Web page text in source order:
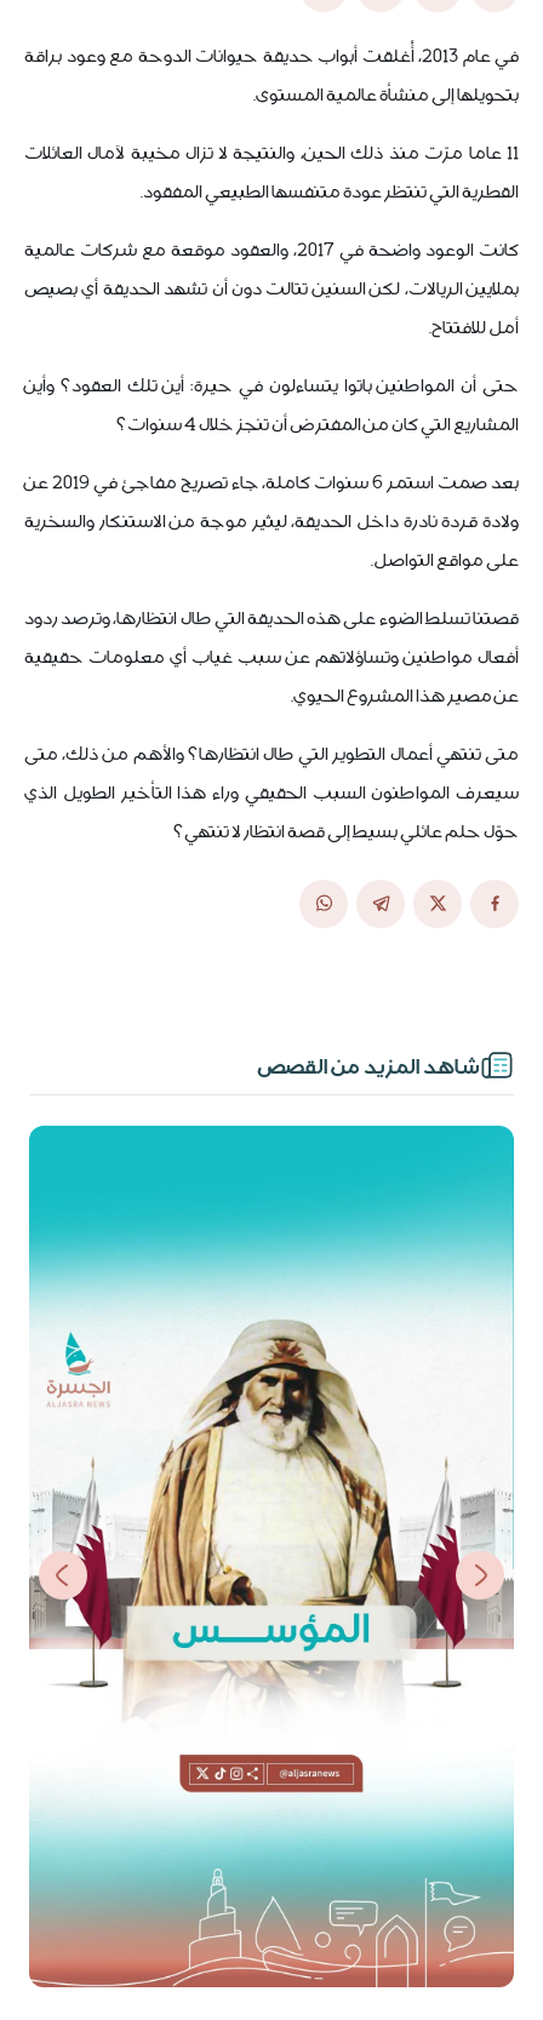
في عام 2013، أُغلقت أبواب حديقة حيوانات الدوحة مع وعود براقة
بتحويلها إلى منشأة عالمية المستوى.
11 عاما مرّت منذ ذلك الحين، والنتيجة لا تزال مخيبة لآمال العائلات
القطرية التي تنتظر عودة متنفسها الطبيعي المفقود.
كانت الوعود واضحة في 2017، والعقود موقعة مع شركات عالمية
بملايين الريالات، لكن السنين تتالت دون أن تشهد الحديقة أي بصيص
أمل للافتتاح.
حتى أن المواطنين باتوا يتساءلون في حيرة: أين تلك العقود؟ وأين
المشاريع التي كان من المفترض أن تنجز خلال 4 سنوات؟
بعد صمت استمر 6 سنوات كاملة، جاء تصريح مفاجئ في 2019 عن
ولادة قردة نادرة داخل الحديقة، ليثير موجة من الاستنكار والسخرية
على مواقع التواصل.
قصتنا تسلط الضوء على هذه الحديقة التي طال انتظارها، وترصد ردود
أفعال مواطنين وتساؤلاتهم عن سبب غياب أي معلومات حقيقية
عن مصير هذا المشروع الحيوي.
متى تنتهي أعمال التطوير التي طال انتظارها؟ والأهم من ذلك، متى
سيعرف المواطنون السبب الحقيقي وراء هذا التأخير الطويل الذي
حوّل حلم عائلي بسيط إلى قصة انتظار لا تنتهي؟
شاهد المزيد من القصص